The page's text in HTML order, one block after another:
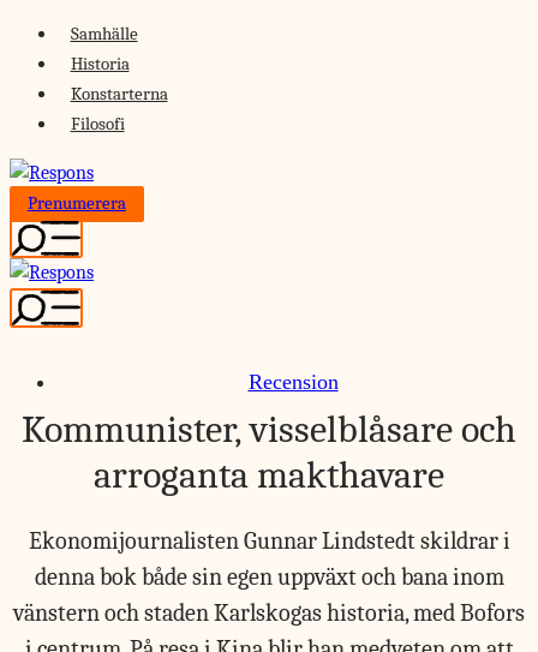
Skip
content
Samhälle
Historia
Konstarterna
Filosofi
Prenumerera
Recension
Kommunister, visselblåsare och
arroganta makthavare
Ekonomijournalisten Gunnar Lindstedt skildrar i
denna bok både sin egen uppväxt och bana inom
vänstern och staden Karlskogas historia, med Bofors